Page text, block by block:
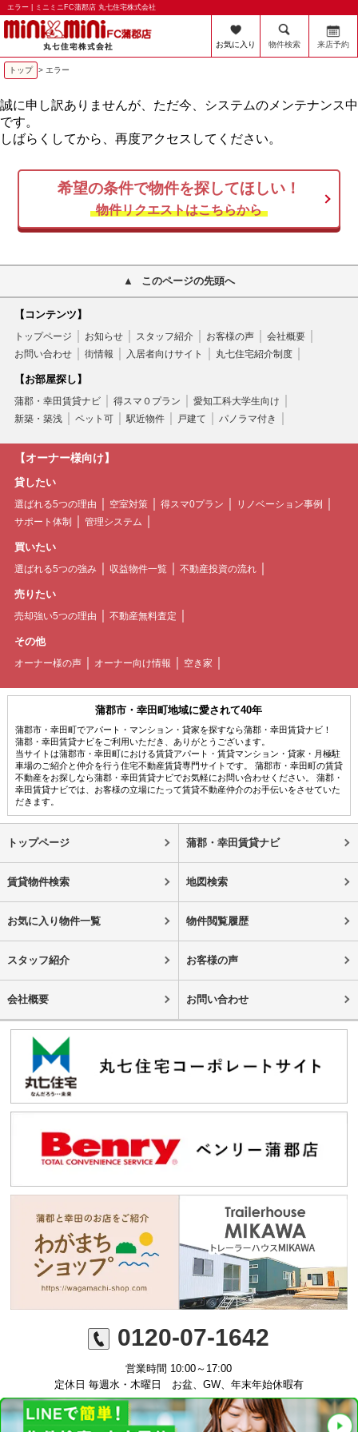
エラー | ミニミニFC蒲郡店 丸七住宅株式会社
お気に入り 物件検索 来店予約
トップ > エラー
誠に申し訳ありませんが、ただ今、システムのメンテナンス中
です。
しばらくしてから、再度アクセスしてください。
希望の条件で物件を探してほしい！
物件リクエストはこちらから
このページの先頭へ
【コンテンツ】
トップページ お知らせ スタッフ紹介 お客様の声
会社概要
お問い合わせ
街情報 入居者向けサイト 丸七住宅紹介制度
【お部屋探し】
蒲郡・幸田賃貸ナビ 得スマ０プラン
愛知工科大学生向け
新築・築浅
ペット可 駅近物件 戸建て パノラマ付き
【オーナー様向け】
貸したい
選ばれる5つの理由 空室対策 得スマ0プラン
リノベーション事例
サポート体制
管理システム
買いたい
選ばれる5つの強み 収益物件一覧 不動産投資の流れ
売りたい
売却強い5つの理由 不動産無料査定
その他
オーナー様の声 オーナー向け情報 空き家
蒲郡市・幸田町地域に愛されて40年
蒲郡市・幸田町でアパート・マンション・貸家を探すなら蒲郡・幸田賃貸ナビ！
蒲郡・幸田賃貸ナビをご利用いただき、ありがとうございます。
当サイトは蒲郡市・幸田町における賃貸アパート・賃貸マンション・貸家・月極駐
車場のご紹介と仲介を行う住宅不動産賃貸専門サイトです。 蒲郡市・幸田町の賃貸
不動産をお探しなら蒲郡・幸田賃貸ナビでお気軽にお問い合わせください。 蒲郡・
幸田賃貸ナビでは、お客様の立場にたって賃貸不動産仲介のお手伝いをさせていた
だきます。
トップページ 蒲郡・幸田賃貸ナビ
賃貸物件検索 地図検索
お気に入り物件一覧 物件閲覧履歴
スタッフ紹介 お客様の声
会社概要 お問い合わせ
0120-07-1642
営業時間 10:00～17:00
定休日 毎週水・木曜日 お盆、GW、年末年始休暇有